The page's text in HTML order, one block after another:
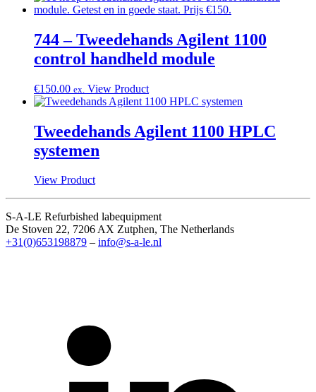
744 – Tweedehands Agilent 1100
control handheld module
€150.00 ex. View Product
Tweedehands Agilent 1100 HPLC
systemen
View Product
S-A-LE Refurbished labequipment
De Stoven 22, 7206 AX Zutphen, The Netherlands
+31(0)653198879 – info@s-a-le.nl